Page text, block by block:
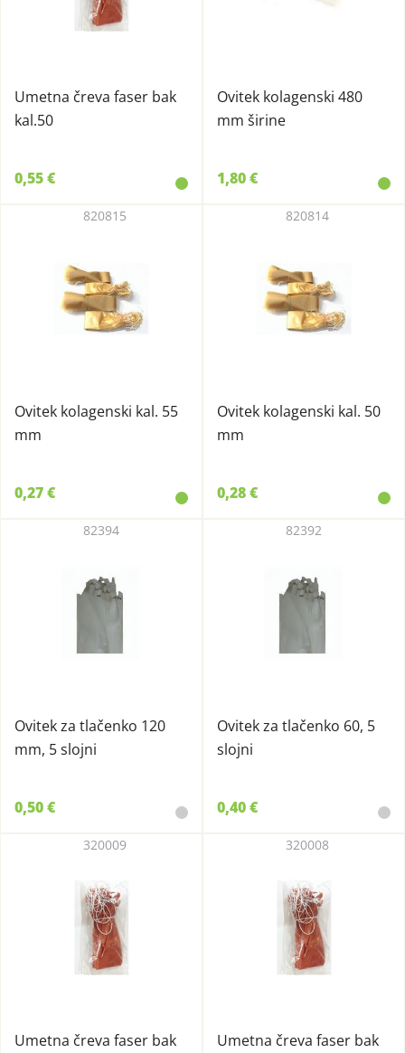
Umetna čreva faser bak
kal.50
0,55 €
Ovitek kolagenski 480
mm širine
1,80 €
Ovitek kolagenski kal. 55
mm
820815
0,27 €
Ovitek kolagenski kal. 50
mm
820814
0,28 €
Ovitek za tlačenko 120
mm, 5 slojni
82394
0,50 €
Ovitek za tlačenko 60, 5
slojni
82392
0,40 €
Umetna čreva faser bak
320009
Umetna čreva faser bak
320008